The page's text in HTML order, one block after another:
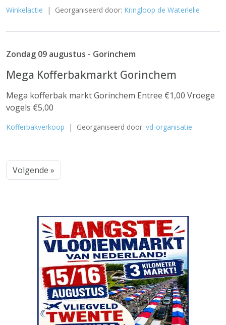
Winkelactie | Georganiseerd door: Kringloop de Waterlelie
Zondag 09 augustus - Gorinchem
Mega Kofferbakmarkt Gorinchem
Mega kofferbak markt Gorinchem Entree €1,00 Vroege
vogels €5,00
Kofferbakverkoop | Georganiseerd door: vd-organisatie
Volgende »